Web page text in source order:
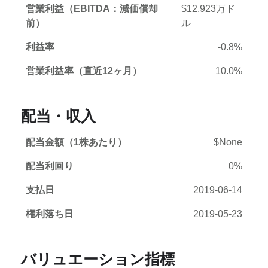
営業利益（EBITDA：減価償却
前）
$12,923万ド
ル
利益率 -0.8%
営業利益率（直近12ヶ月） 10.0%
配当・収入
配当金額（1株あたり） $None
配当利回り 0%
支払日 2019-06-14
権利落ち日 2019-05-23
バリュエーション指標